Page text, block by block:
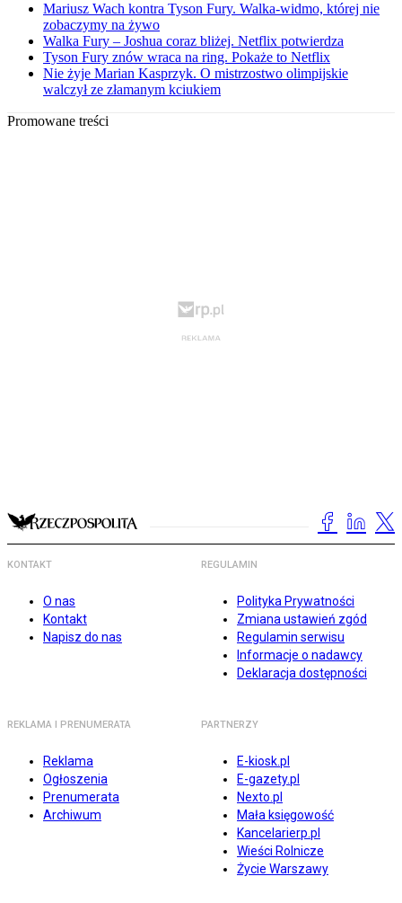
Mariusz Wach kontra Tyson Fury. Walka-widmo, której nie
zobaczymy na żywo
Walka Fury – Joshua coraz bliżej. Netflix potwierdza
Tyson Fury znów wraca na ring. Pokaże to Netflix
Nie żyje Marian Kasprzyk. O mistrzostwo olimpijskie
walczył ze złamanym kciukiem
Promowane treści
KONTAKT
O nas
Kontakt
Napisz do nas
REGULAMIN
Polityka Prywatności
Zmiana ustawień zgód
Regulamin serwisu
Informacje o nadawcy
Deklaracja dostępności
REKLAMA I PRENUMERATA
Reklama
Ogłoszenia
Prenumerata
Archiwum
PARTNERZY
E-kiosk.pl
E-gazety.pl
Nexto.pl
Mała księgowość
Kancelarierp.pl
Wieści Rolnicze
Życie Warszawy